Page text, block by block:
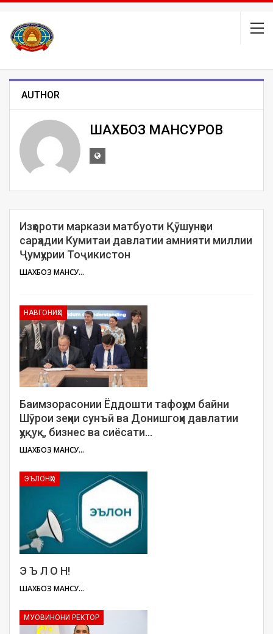
AUTHOR
ШАХБОЗ МАНСУРОВ
Изҳороти маркази матбуоти Қӯшунҳои
сарҳадии Кумитаи давлатии амнияти миллии
Ҷумҳурии Тоҷикистон
ШАХБОЗ МАНСУРОВ
НАВГОНИҲО
Баимзорасонии Ёддошти тафоҳум байни
Шӯрои зеҳни сунъӣ ва Донишгоҳи давлатии
ҳуқуқ, бизнес ва сиёсати…
ШАХБОЗ МАНСУРОВ
ЭЪЛОНҲО
Э Ъ Л О Н!
ШАХБОЗ МАНСУРОВ
МУОВИНОНИ РЕКТОР